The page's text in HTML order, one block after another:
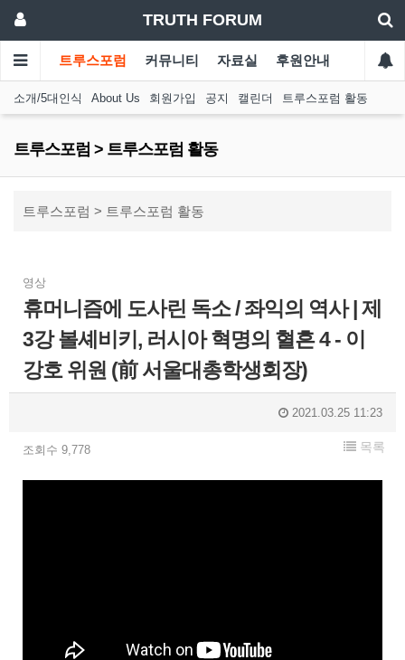
TRUTH FORUM
트루스포럼 커뮤니티 자료실 후원안내
소개/5대인식 About Us 회원가입 공지 캘린더 트루스포럼 활동
트루스포럼 > 트루스포럼 활동
트루스포럼 > 트루스포럼 활동
영상
휴머니즘에 도사린 독소 / 좌익의 역사 | 제
3강 볼셰비키, 러시아 혁명의 혈흔 4 - 이
강호 위원 (前 서울대총학생회장)
2021.03.25 11:23
조회수 9,778 목록